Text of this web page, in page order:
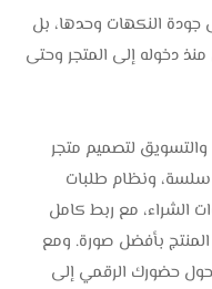
جودة النكهات وحدها، بل
دخوله إلى المتجر وحتى
والتسويق لتصميم متجر
سلسة، ونظام طلبات
الشراء، مع ربط كامل
بأفضل صورة. ومع
حضورك الرقمي إلى